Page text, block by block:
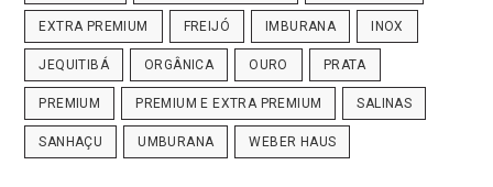
EXTRA PREMIUM FREIJÓ IMBURANA INOX
JEQUITIBÁ ORGÂNICA OURO PRATA
PREMIUM PREMIUM E EXTRA PREMIUM SALINAS
SANHAÇU UMBURANA WEBER HAUS